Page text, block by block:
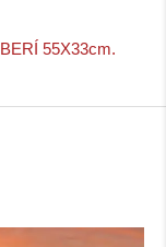
55X33cm.